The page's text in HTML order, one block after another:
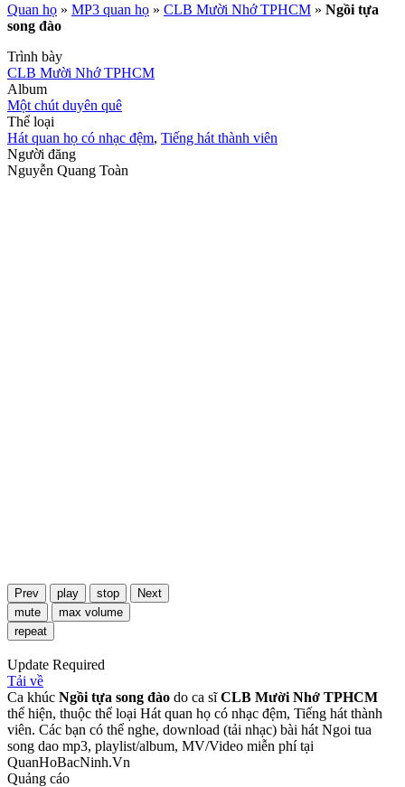
Quan họ » MP3 quan họ » CLB Mười Nhớ TPHCM » Ngồi tựa
song đào
Trình bày
CLB Mười Nhớ TPHCM
Album
Một chút duyên quê
Thể loại
Hát quan họ có nhạc đệm, Tiếng hát thành viên
Người đăng
Nguyễn Quang Toàn
Prev play stop
Next
mute
max volume
repeat
Update Required
Tải về
Ca khúc Ngồi tựa song đào do ca sĩCLB Mười Nhớ TPHCM
thể hiện, thuộc thể loại Hát quan họ có nhạc đệm, Tiếng hát thành
viên. Các bạn có thể nghe, download (tải nhạc) bài hát Ngoi tua
song dao mp3, playlist/album, MV/Video miễn phí tại
QuanHoBacNinh.Vn
Quảng cáo